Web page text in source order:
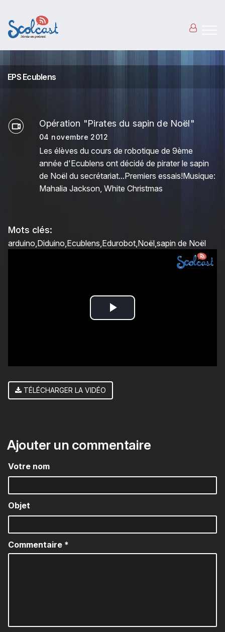
EPS Ecublens
Opération "Pirates du sapin de Noël"
04 novembre 2012
Les élèves du cours de robotique de 9ème
année d'Ecublens ont décidé de pirater le sapin
de Noël du secrétariat...Premiers essais!Musique:
Mahalia Jackson, White Christmas
Mots clés:
arduino Diduino Ecublens Edurobot Noël sapin de Noël
Play
TÉLÉCHARGER LA VIDÉO
Ajouter un commentaire
Votre nom
Objet
Commentaire *